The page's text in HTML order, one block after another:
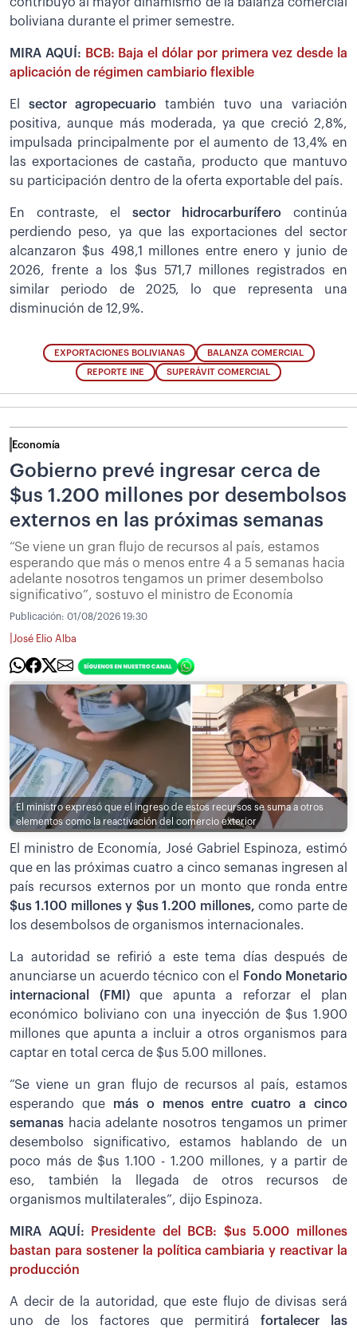
contribuyó al mayor dinamismo de la balanza comercial
boliviana durante el primer semestre.
MIRA AQUÍ: BCB: Baja el dólar por primera vez desde la
aplicación de régimen cambiario flexible
El sector agropecuariotambién tuvo una variación
positiva, aunque más moderada, ya que creció 2,8%,
impulsada principalmente por el aumento de 13,4% en
las exportaciones de castaña, producto que mantuvo
su participación dentro de la oferta exportable del país.
En contraste, el sector hidrocarburífero continúa
perdiendo peso, ya que las exportaciones del sector
alcanzaron $us 498,1 millones entre enero y junio de
2026, frente a los $us 571,7 millones registrados en
similar periodo de 2025, lo que representa una
disminución de 12,9%.
EXPORTACIONES BOLIVIANAS BALANZA COMERCIAL
REPORTE INE SUPERÁVIT COMERCIAL
Economía
Gobierno prevé ingresar cerca de
$us 1.200 millones por desembolsos
externos en las próximas semanas
“Se viene un gran flujo de recursos al país, estamos
esperando que más o menos entre 4 a 5 semanas hacia
adelante nosotros tengamos un primer desembolso
significativo”, sostuvo el ministro de Economía
Publicación: 01/08/2026 19:30
José Elio Alba
El ministro expresó que el ingreso de estos recursos se suma a otros
elementos como la reactivación del comercio exterior
El ministro de Economía, José Gabriel Espinoza, estimó
que en las próximas cuatro a cinco semanas ingresen al
país recursos externos por un monto que ronda entre
$us 1.100 millones y $us 1.200 millones, como parte de
los desembolsos de organismos internacionales.
La autoridad se refirió a este tema días después de
anunciarse un acuerdo técnico con el
Fondo Monetario
internacional (FMI)que apunta a reforzar el plan
económico boliviano con una inyección de $us 1.900
millones que apunta a incluir a otros organismos para
captar en total cerca de $us 5.00 millones.
“Se viene un gran flujo de recursos al país, estamos
esperando que más o menos entre cuatro a cinco
semanas hacia adelante nosotros tengamos un primer
desembolso significativo, estamos hablando de un
poco más de $us 1.100 - 1.200 millones, y a partir de
eso, también la llegada de otros recursos de
organismos multilaterales”, dijo Espinoza.
MIRA AQUÍ:
Presidente del BCB: $us 5.000 millones
bastan para sostener la política cambiaria y reactivar la
producción
A decir de la autoridad, que este flujo de divisas será
uno de los factores que permitirá fortalecer las